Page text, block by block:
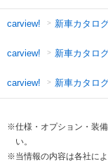
carview! 新車カタロ
carview! 新車カタロ
carview! 新車カタロ
※仕様・オプション・装
い。
※当情報の内容は各社に